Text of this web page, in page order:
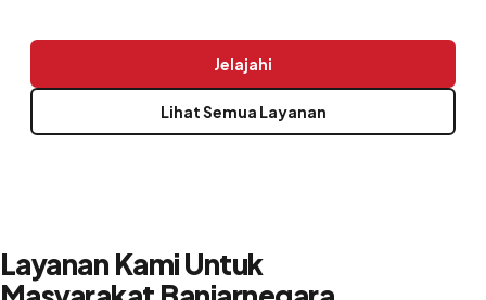
Jelajahi
Lihat Semua Layanan
Layanan Kami Untuk